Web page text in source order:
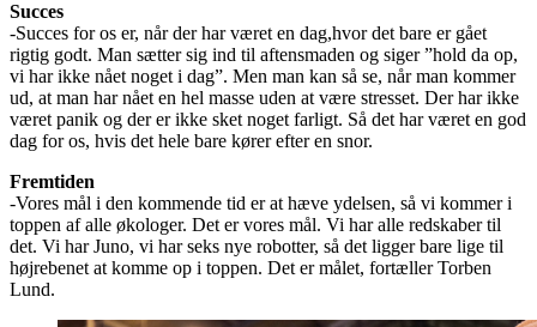
Succes
-Succes for os er, når der har været en dag,hvor det bare er gået
rigtig godt. Man sætter sig ind til aftensmaden og siger ”hold da op,
vi har ikke nået noget i dag”. Men man kan så se, når man kommer
ud, at man har nået en hel masse uden at være stresset. Der har ikke
været panik og der er ikke sket noget farligt. Så det har været en god
dag for os, hvis det hele bare kører efter en snor.
Fremtiden
-Vores mål i den kommende tid er at hæve ydelsen, så vi kommer i
toppen af alle økologer. Det er vores mål. Vi har alle redskaber til
det. Vi har Juno, vi har seks nye robotter, så det ligger bare lige til
højrebenet at komme op i toppen. Det er målet, fortæller Torben
Lund.